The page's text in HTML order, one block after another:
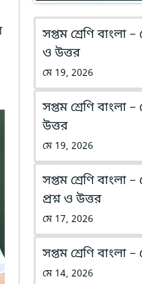
সপ্তম শ্রেণি বাংলা
ও উত্তর
মে 19, 2026
সপ্তম শ্রেণি বাংলা
উত্তর
মে 19, 2026
সপ্তম শ্রেণি বাংলা
প্রশ্ন ও উত্তর
মে 17, 2026
সপ্তম শ্রেণি বাংলা
মে 14, 2026